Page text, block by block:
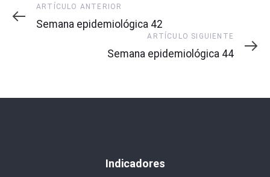
Artículo
Anterior
ARTÍCULO ANTERIOR
Semana epidemiológica 42
Siguiente
ARTÍCULO SIGUIENTE
Semana epidemiológica 44
Indicadores